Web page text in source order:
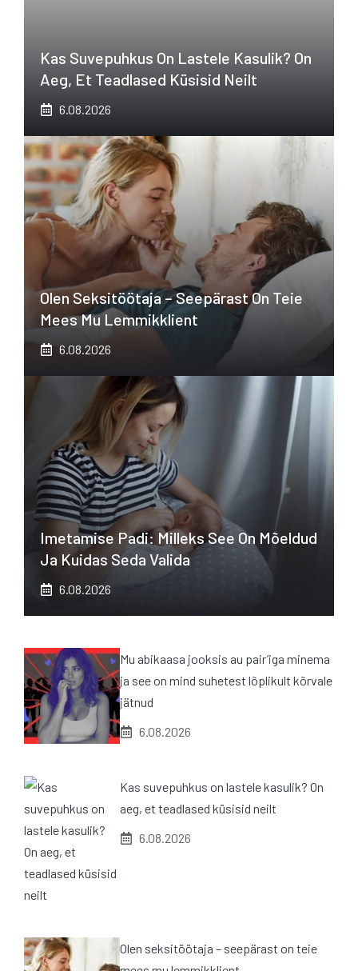
Kas Suvepuhkus On Lastele Kasulik? On
Aeg, Et Teadlased Küsisid Neilt
6.08.2026
Olen Seksitöötaja – Seepärast On Teie
Mees Mu Lemmikklient
6.08.2026
Imetamise Padi: Milleks See On Mõeldud
Ja Kuidas Seda Valida
6.08.2026
Mu abikaasa jooksis au pair’iga minema
ja see on mind suhetest lõplikult kõrvale
jätnud
6.08.2026
Kas suvepuhkus on lastele kasulik? On
aeg, et teadlased küsisid neilt
6.08.2026
Olen seksitöötaja – seepärast on teie